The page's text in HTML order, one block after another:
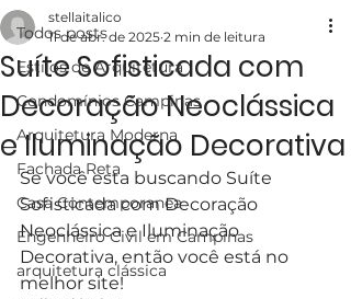
Todos posts
Estilos de Arquitetura
Condomínios Campinas
Arquitetura Moderna
Fachada Reta
Casa Contemporanea
Engenheiro Civil em Campinas
arquitetura clássica
Suíte Sofisticada com
Decoração Neoclássica
e Iluminação Decorativa
stellaitalico
11 de abr. de 2025 2 min de leitura
Se você esta buscando Suíte
Sofisticada com Decoração
Neoclássica e Iluminação
Decorativa, então você está no
melhor site!